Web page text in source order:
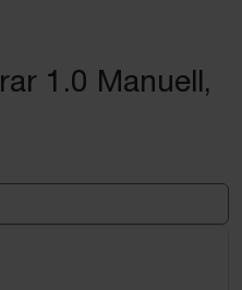
1.0 Manuell,